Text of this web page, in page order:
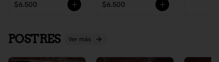
$6.500 $6.500
POSTRES Ver más